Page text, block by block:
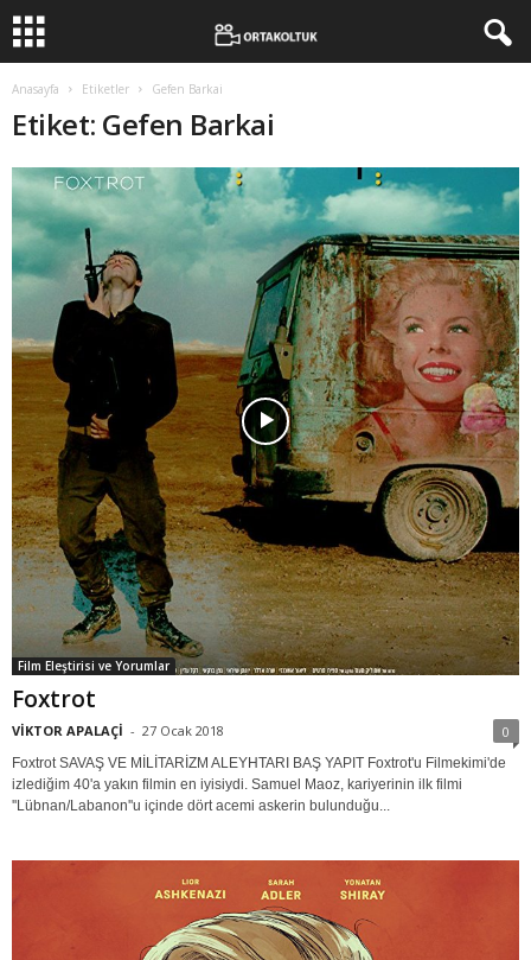
Anasayfa Etiketler Gefen Barkai
Etiket: Gefen Barkai
Film Eleştirisi ve Yorumlar
Foxtrot
VİKTOR APALAÇİ - 27 Ocak 2018 0
Foxtrot SAVAŞ VE MİLİTARİZM ALEYHTARI BAŞ YAPIT Foxtrot'u Filmekimi'de
izlediğim 40'a yakın filmin en iyisiydi. Samuel Maoz, kariyerinin ilk filmi
''Lübnan/Labanon''u içinde dört acemi askerin bulunduğu...